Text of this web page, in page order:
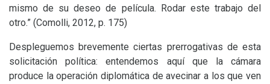
mismo de su deseo de película. Rodar este trabajo del
otro.” (Comolli, 2012, p. 175)
Despleguemos brevemente ciertas prerrogativas de esta
solicitación política: entendemos aquí que la cámara
produce la operación diplomática de avecinar a los que ven